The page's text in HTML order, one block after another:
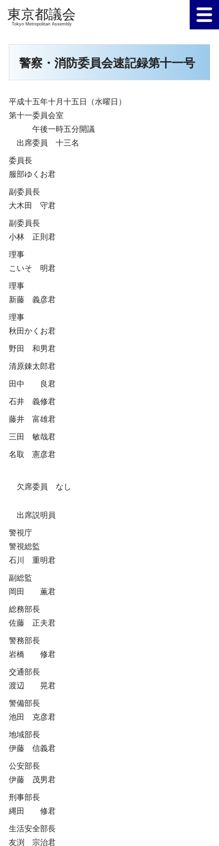
Tokyo Metropolitan Assembly
警察・消防委員会速記録第十一号
平成十五年十月十五日（水曜日）
第十一委員会室
午後一時五分開議
出席委員 十三名
委員長
服部ゆくお君
副委員長
大木田 守君
副委員長
小林 正則君
理事
こいそ 明君
理事
新藤 義彦君
理事
秋田かくお君
野田 和男君
清原錬太郎君
田中 良君
石井 義修君
藤井 富雄君
三田 敏哉君
名取 憲彦君
欠席委員 なし
出席説明員
警視庁
警視総監
石川 重明君
副総監
岡田 薫君
総務部長
佐藤 正夫君
警務部長
岩橋 修君
交通部長
渡辺 晃君
警備部長
池田 克彦君
地域部長
伊藤 信義君
公安部長
伊藤 茂男君
刑事部長
縄田 修君
生活安全部長
友渕 宗治君